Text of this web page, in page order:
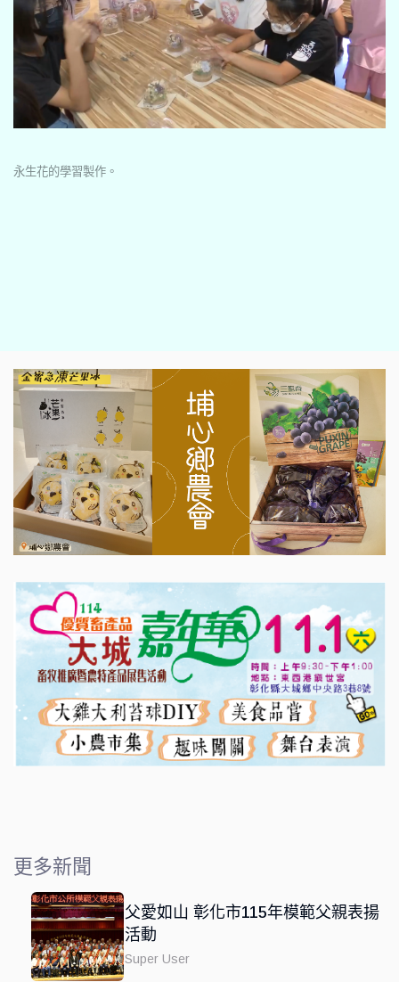
永生花的學習製作。
更多新聞
父愛如山 彰化市115年模範父親表揚
活動
Super User